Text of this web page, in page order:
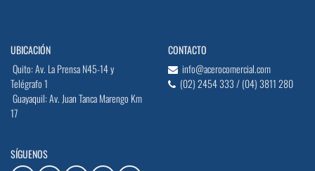
UBICACIÓN
Quito: Av. La Prensa N45-14 y
Telégrafo 1
Guayaquil: Av. Juan Tanca Marengo Km
17
CONTACTO
info@acerocomercial.com
(02) 2454 333 / (04) 3811 280
SÍGUENOS